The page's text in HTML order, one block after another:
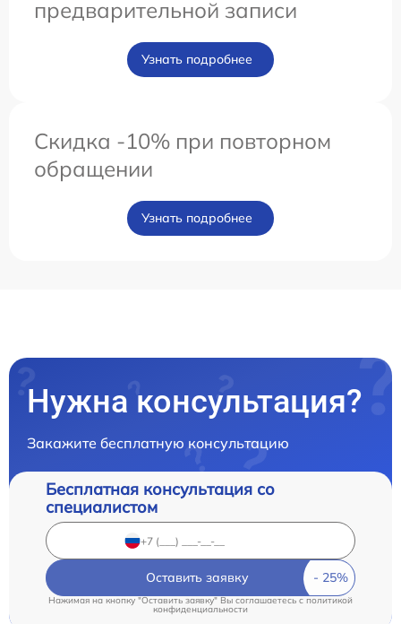
предварительной записи
Узнать подробнее
Скидка -10% при повторном
обращении
Узнать подробнее
Нужна консультация?
Закажите бесплатную консультацию
Бесплатная консультация со
специалистом
Оставить заявку
Нажимая на кнопку "Оставить заявку" Вы соглашаетесь cполитикой
конфиденциальности